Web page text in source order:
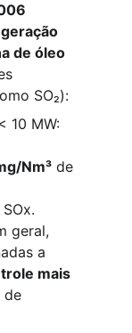
de óleo
SO₂):
10 MW:
Nm³ de
geral,
a
mais
de